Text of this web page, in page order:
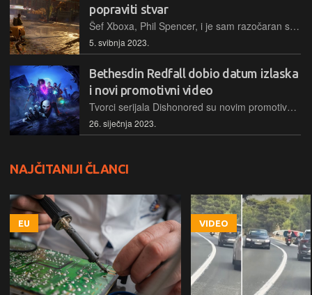
popraviti stvar
Šef Xboxa, Phil Spencer, i je sam razočaran stadijem u kojem se Redfall našao na tržištu, no smatra da odgoda ne bi riješila probleme
5. svibnja 2023.
Bethesdin Redfall dobio datum izlaska
i novi promotivni video
Tvorci serijala Dishonored su novim promotivnim video potvrdili ranija šuškanja o svibnju kao mjesecu objave njihovog novog projekta Redfall u kojem se bavimo napucavanjem vampira
26. siječnja 2023.
NAJČITANIJI ČLANCI
EU VIDEO